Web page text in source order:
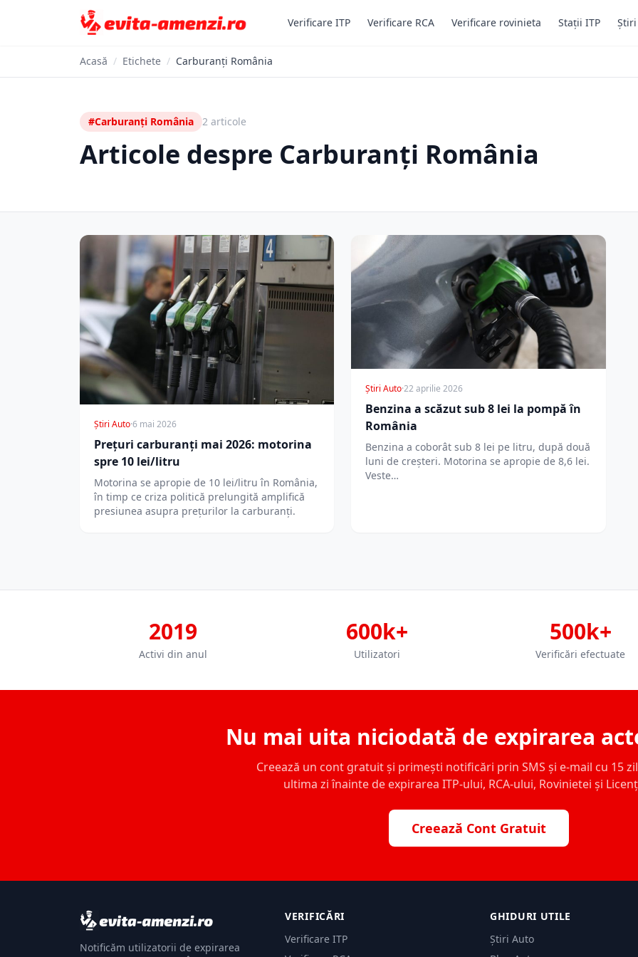
Verificare ITP Verificare RCA Verificare rovinieta Stații ITP
Acasă / Etichete / Carburanți România
#Carburanți România 2 articole
Articole despre Carburanți România
Știri Auto·6 mai 2026
Prețuri carburanți mai 2026: motorina
spre 10 lei/litru
Motorina se apropie de 10 lei/litru în România,
în timp ce criza politică prelungită amplifică
presiunea asupra prețurilor la carburanți.
Știri Auto·22 aprilie 2026
Benzina a scăzut sub 8 lei la pompă în
România
Benzina a coborât sub 8 lei pe litru, după două
luni de creșteri. Motorina se apropie de 8,6 lei.
Veste…
2019
Activi din anul
600k+
Utilizatori
500k+
Verificări efectuate
Nu mai uita niciodată de expirarea
Creează un cont gratuit și primești notificări prin SMS și e-mail cu 15
ultima zi înainte de expirarea ITP-ului, RCA-ului, Rovinietei și
Creează Cont Gratuit
Notificăm utilizatorii de expirarea
VERIFICĂRI
Verificare ITP
GHIDURI UTILE
Știri Auto